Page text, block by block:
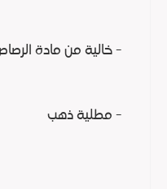
- خالية من مادة
- مطلية ذهب